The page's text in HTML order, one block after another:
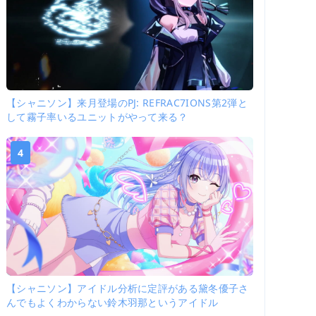
【シャニソン】来月登場のPJ: REFRAC7IONS第2弾と
して霧子率いるユニットがやって来る？
4
【シャニソン】アイドル分析に定評がある黛冬優子さ
んでもよくわからない鈴木羽那というアイドル